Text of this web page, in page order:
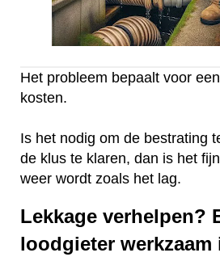
Het probleem bepaalt voor
kosten.
Is het nodig om de bestrating
de klus te klaren, dan is het
weer wordt zoals het lag.
Lekkage verhelpen?
loodgieter werkzaam